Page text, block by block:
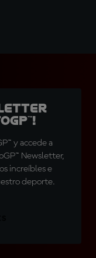
y accede a
Newsletter,
increíbles e
deporte.